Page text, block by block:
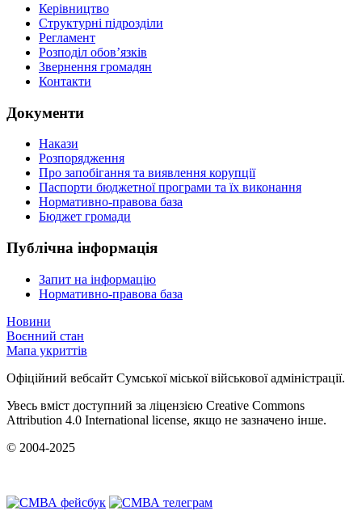
Керівництво
Структурні підрозділи
Регламент
Розподіл обов’язків
Звернення громадян
Контакти
Документи
Накази
Розпорядження
Про запобігання та виявлення корупції
Паспорти бюджетної програми та їх виконання
Нормативно-правова база
Бюджет громади
Публічна інформація
Запит на інформацію
Нормативно-правова база
Новини
Воєнний стан
Мапа укриттів
Офіційний вебсайт Сумської міської військової адміністрації.
Увесь вміст доступний за ліцензією Creative Commons
Attribution 4.0 International license, якщо не зазначено інше.
© 2004-2025